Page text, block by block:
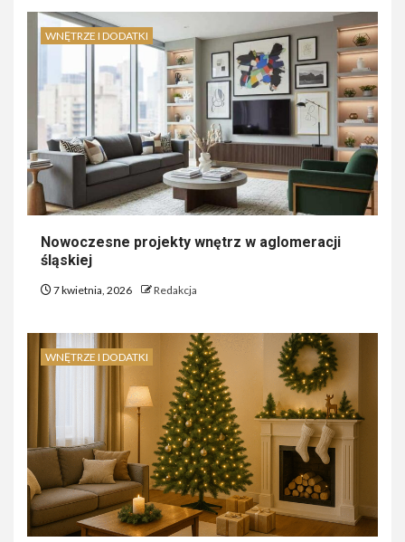
WNĘTRZE I DODATKI
Nowoczesne projekty wnętrz w aglomeracji
śląskiej
7 kwietnia, 2026 Redakcja
WNĘTRZE I DODATKI